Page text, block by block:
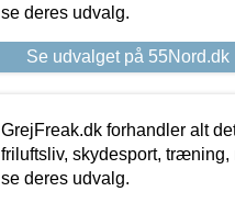
se deres udvalg.
Se udvalget på 55Nord.dk
GrejFreak.dk forhandler alt
friluftsliv, skydesport,
se deres udvalg.